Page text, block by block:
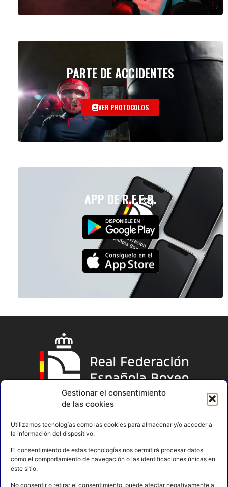
Gestionar el consentimiento
de las cookies
Utilizamos tecnologías como las cookies para almacenar y/o acceder a
la información del dispositivo.
El consentimiento de estas tecnologías nos permitirá procesar datos
como el comportamiento de navegación o las identificaciones únicas en
este sitio.
No consentir o retirar el consentimiento, puede afectar negativamente a
PARTE DE ACCIDENTES
VER PROTOCOLOS
APP DE R.F.E.B.